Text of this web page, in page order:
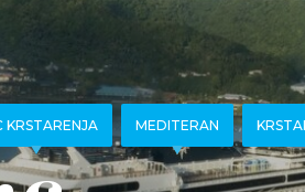
KRSTARENJA MEDITERAN